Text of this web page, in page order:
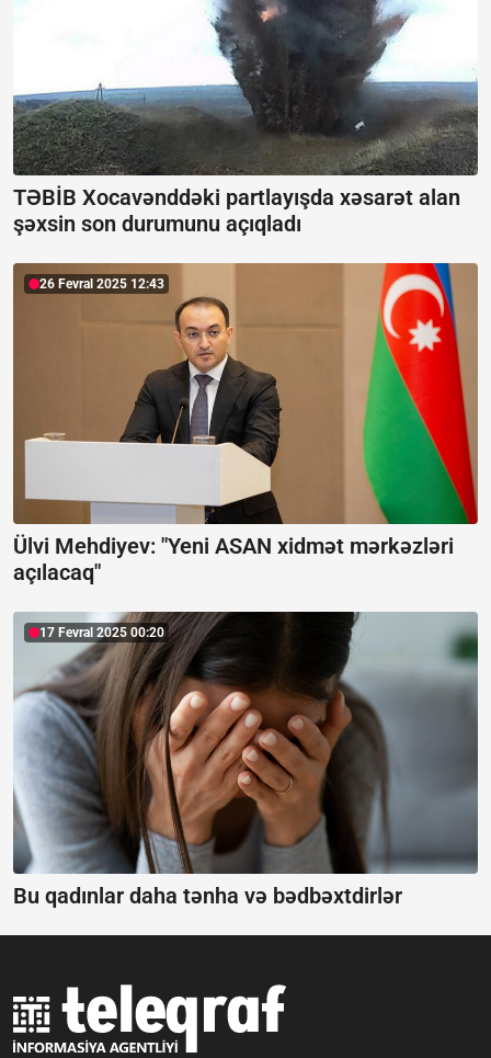
TƏBİB Xocavənddəki partlayışda xəsarət alan
şəxsin son durumunu açıqladı
26 Fevral 2025 12:43
Ülvi Mehdiyev: "Yeni ASAN xidmət mərkəzləri
açılacaq"
17 Fevral 2025 00:20
Bu qadınlar daha tənha və bədbəxtdirlər